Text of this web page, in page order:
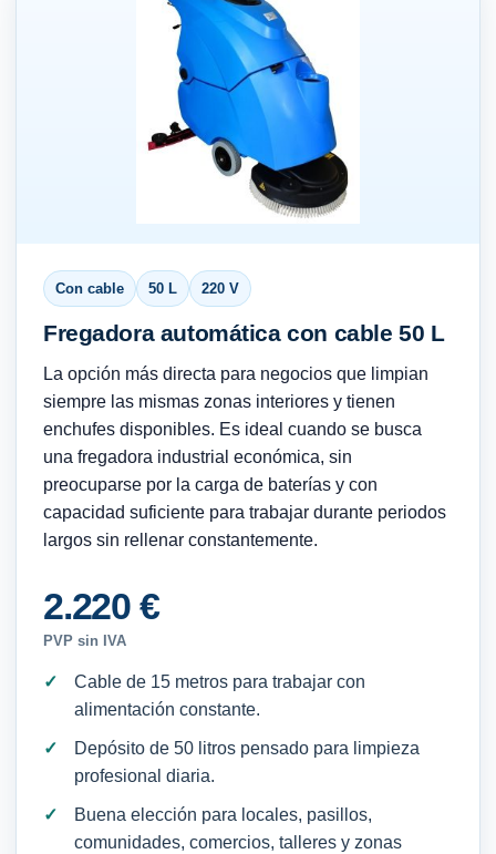
Con cable 50 L 220 V
Fregadora automática con cable 50 L
La opción más directa para negocios que limpian
siempre las mismas zonas interiores y tienen
enchufes disponibles. Es ideal cuando se busca
una fregadora industrial económica, sin
preocuparse por la carga de baterías y con
capacidad suficiente para trabajar durante periodos
largos sin rellenar constantemente.
2.220 €
PVP sin IVA
Cable de 15 metros para trabajar con
alimentación constante.
Depósito de 50 litros pensado para limpieza
profesional diaria.
Buena elección para locales, pasillos,
comunidades, comercios, talleres y zonas